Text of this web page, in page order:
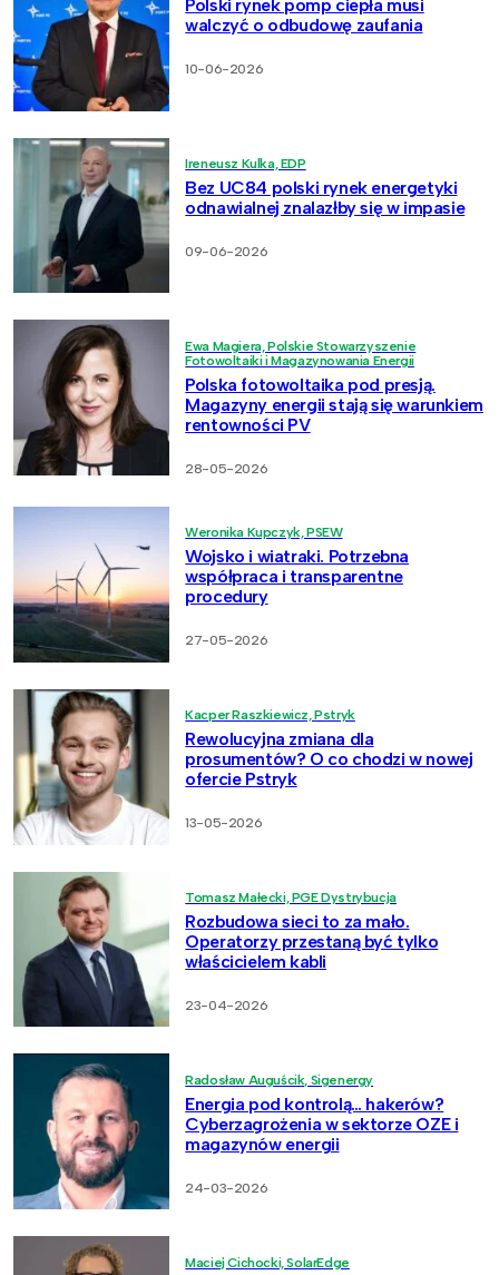
Polski rynek pomp ciepła musi
walczyć o odbudowę zaufania
10-06-2026
Ireneusz Kulka, EDP
Bez UC84 polski rynek energetyki
odnawialnej znalazłby się w impasie
09-06-2026
Ewa Magiera, Polskie Stowarzyszenie
Fotowoltaiki i Magazynowania Energii
Polska fotowoltaika pod presją.
Magazyny energii stają się warunkiem
rentowności PV
28-05-2026
Weronika Kupczyk, PSEW
Wojsko i wiatraki. Potrzebna
współpraca i transparentne
procedury
27-05-2026
Kacper Raszkiewicz, Pstryk
Rewolucyjna zmiana dla
prosumentów? O co chodzi w nowej
ofercie Pstryk
13-05-2026
Tomasz Małecki, PGE Dystrybucja
Rozbudowa sieci to za mało.
Operatorzy przestaną być tylko
właścicielem kabli
23-04-2026
Radosław Auguścik, Sigenergy
Energia pod kontrolą… hakerów?
Cyberzagrożenia w sektorze OZE i
magazynów energii
24-03-2026
Maciej Cichocki, SolarEdge